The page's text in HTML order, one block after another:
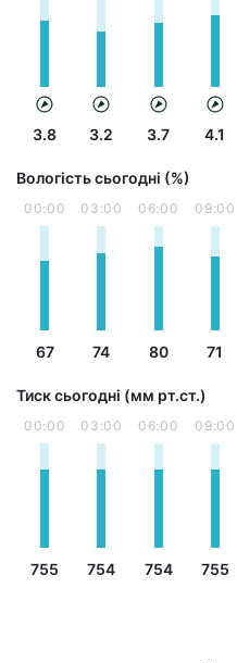
3.8 3.2 3.7 4.1
Вологість сьогодні (%)
00:00
67
03:00
74
06:00
80
09:00
71
Тиск сьогодні (мм рт.ст.)
00:00
755
03:00
754
06:00
754
09:00
755